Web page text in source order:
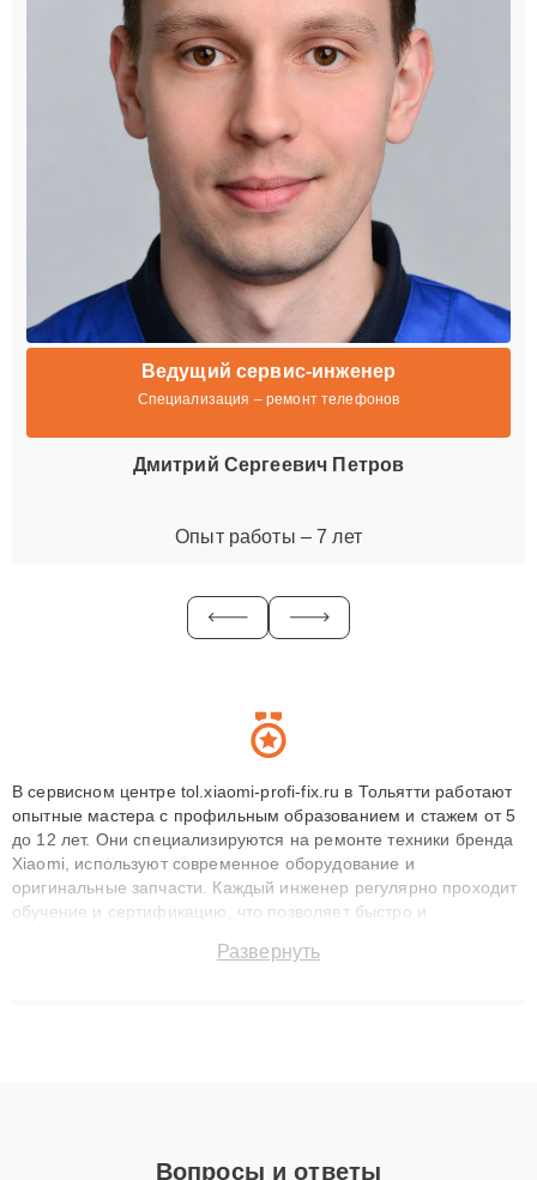
Ведущий сервис-инженер
Специализация – ремонт телефонов
Дмитрий Сергеевич Петров
Опыт работы – 7 лет
В сервисном центре tol.xiaomi-profi-fix.ru в Тольятти работают
опытные мастера с профильным образованием и стажем от 5
до 12 лет. Они специализируются на ремонте техники бренда
Xiaomi, используют современное оборудование и
оригинальные запчасти. Каждый инженер регулярно проходит
обучение и сертификацию, что позволяет быстро и
сохранением гарантии до 3 лет. Наши мастера решают
Развернуть
Вопросы и ответы